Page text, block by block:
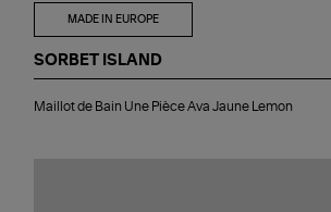
MADE IN EUROPE
SORBET ISLAND
de
Maillot de Bain Une Pièce Ava Jaune Lemon